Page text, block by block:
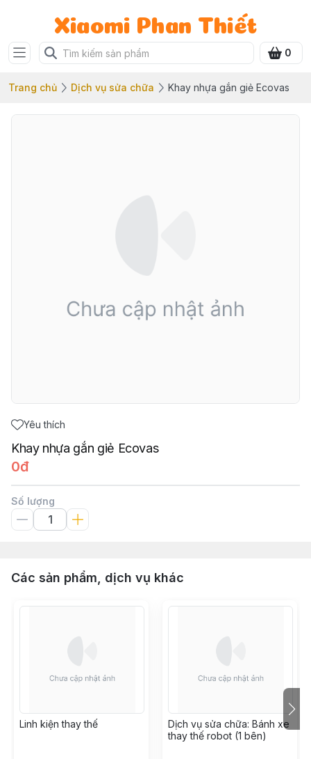
Xiaomi Phan Thiết
0
Trang chủ Dịch vụ sửa chữa Khay nhựa gắn giẻ Ecovas
Yêu thích
Khay nhựa gắn giẻ Ecovas
0đ
Số lượng
Các sản phẩm, dịch vụ khác
Linh kiện thay thế
Dịch vụ sửa chữa: Bánh xe
thay thế robot (1 bên)